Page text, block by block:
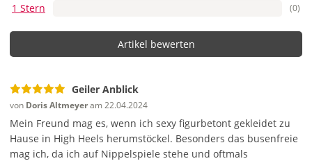
1 Stern (0)
Artikel bewerten
Geiler Anblick
von Doris Altmeyeram 22.04.2024
Mein Freund mag es, wenn ich sexy figurbetont gekleidet zu
Hause in High Heels herumstöckel. Besonders das busenfreie
mag ich, da ich auf Nippelspiele stehe und oftmals